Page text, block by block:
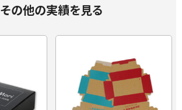
その他の実績を見る